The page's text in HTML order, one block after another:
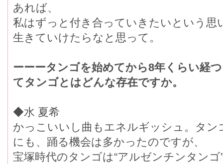
あれば、
私はずっと付き合っていきたいという思
生きていけたらなと思って。
ーーータンゴを始めてから8年くらい経
てタンゴとはどんな存在ですか。
◆水 夏希
かっこいいし曲もエネルギッシュ。タン
にも、踊る機会は多かったのですが、
宝塚時代のタンゴは“アルゼンチンタン